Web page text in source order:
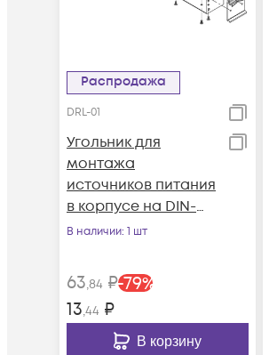
Распродажа
DRL-01
Угольник для
монтажа
источников питания
в корпусе на DIN-
рейку
В наличии: 1 шт
63,84 ₽-79%
13,44 ₽
В корзину